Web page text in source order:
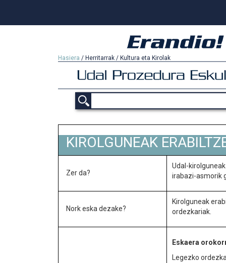
Hasiera / Herritarrak / Kultura eta Kirolak
KIROLGUNEAK
Zer da?
Udal-
irabazi-asmorik
Nork eska dezake?
Kirolguneak
ordezkariak.
Eskaera
Legezko